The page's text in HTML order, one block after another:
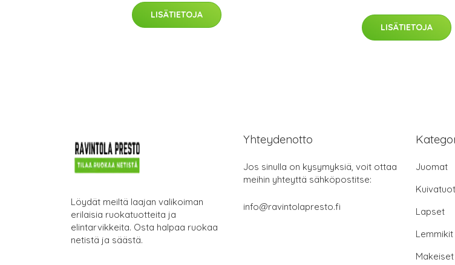
LISÄTIETOJA
LISÄTIETOJA
Löydät meiltä laajan valikoiman
erilaisia ruokatuotteita ja
elintarvikkeita. Osta halpaa ruokaa
netistä ja säästä.
Yhteydenotto
Jos sinulla on kysymyksiä, voit ottaa
meihin yhteyttä sähköpostitse:
info@ravintolapresto.fi
Juomat
Lapset
Lemmikit
Makeiset